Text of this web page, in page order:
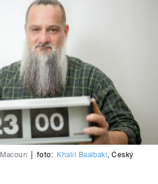
foto: Khalil Baalbaki,Český